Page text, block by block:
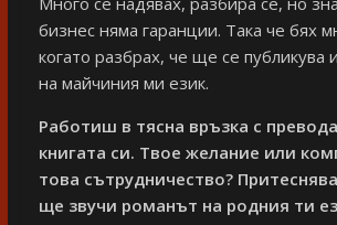
бизнес няма гаранции. Така че бях
когато разбрах, че ще се публикува
на майчиния ми език.
Работиш в тясна връзка с
книгата си. Твое желание или
това сътрудничество?
ще звучи романът на родния ти